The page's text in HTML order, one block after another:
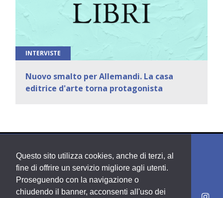
Questo sito utilizza cookies, anche di terzi, al
fine di offrire un servizio migliore agli utenti.
Proseguendo con la navigazione o
chiudendo il banner, acconsenti all'uso dei
INTERVISTE
Nuovo smalto per Allemandi. La casa
editrice d'arte torna protagonista